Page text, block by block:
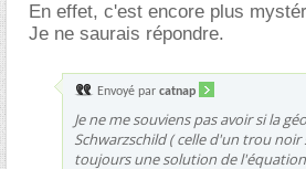
En effet, c'est encore plus
Je ne saurais répondre.
Envoyé par catnap
Je ne me souviens pas avoir si la
Schwarzschild ( celle d'un trou noir
toujours une solution de